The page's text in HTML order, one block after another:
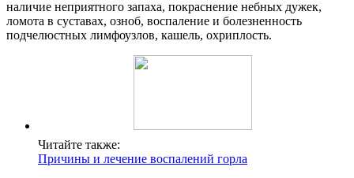
наличие неприятного запаха, покраснение небных дужек,
ломота в суставах, озноб, воспаление и болезненность
подчелюстных лимфоузлов, кашель, охриплость.
Читайте также:
Причины и лечение воспалений горла